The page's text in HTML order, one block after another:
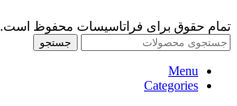
تمام حقوق برای فراتاسیسات محفوظ است.
جستجو
Menu
Categories